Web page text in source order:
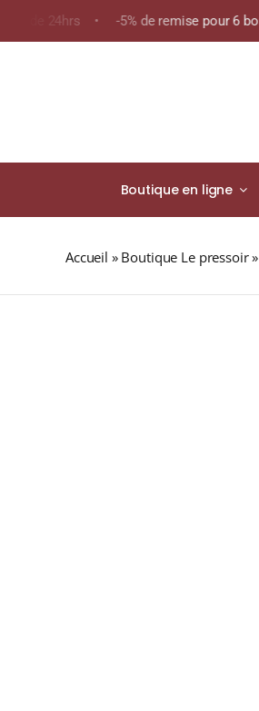
24hrs • -5% de remise pour 6
Boutique en ligne
Accueil » Boutique Le pressoir»